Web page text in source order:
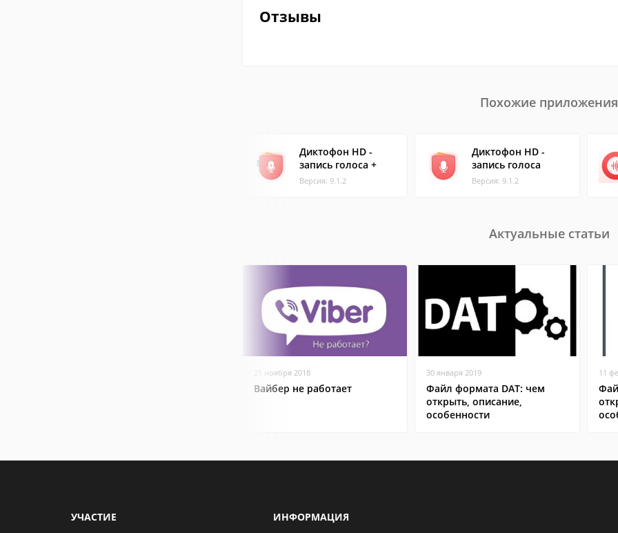
Отзывы
Похожие приложения
Диктофон HD -
запись голоса +
Версия: 9.1.2
Диктофон HD -
запись голоса
Версия: 9.1.2
Актуальные статьи
21 ноября 2018
Вайбер не работает
30 января 2019
Файл формата DAT: чем
открыть, описание,
особенности
11
УЧАСТИЕ ИНФОРМАЦИЯ